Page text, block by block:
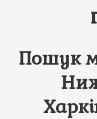
Пошук